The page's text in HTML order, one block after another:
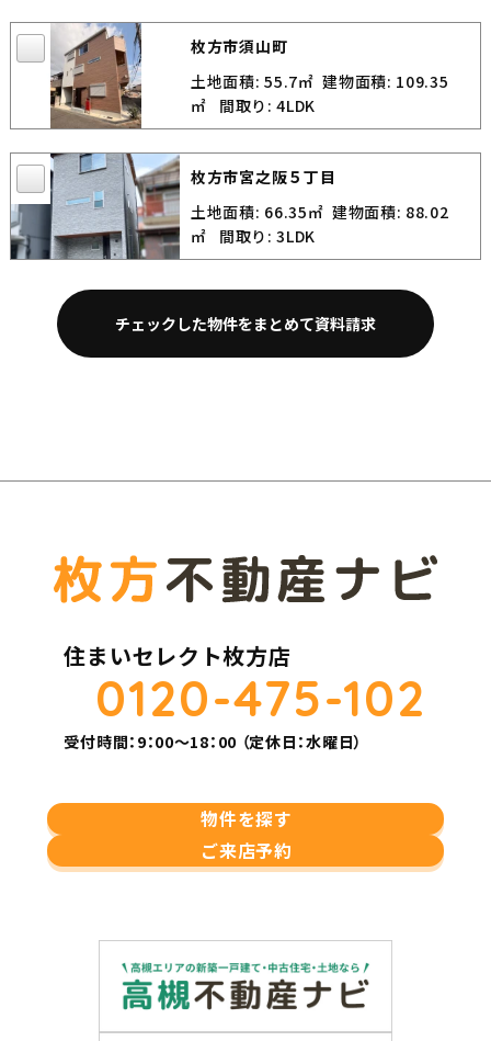
枚方市須山町
土地面積: 55.7㎡建物面積: 109.35
㎡ 間取り: 4LDK
枚方市宮之阪５丁目
土地面積: 66.35㎡ 建物面積: 88.02
㎡ 間取り: 3LDK
住まいセレクト枚方店
0120-475-102
受付時間：9：00～18：00 （定休日：水曜日）
物件を探す
ご来店予約